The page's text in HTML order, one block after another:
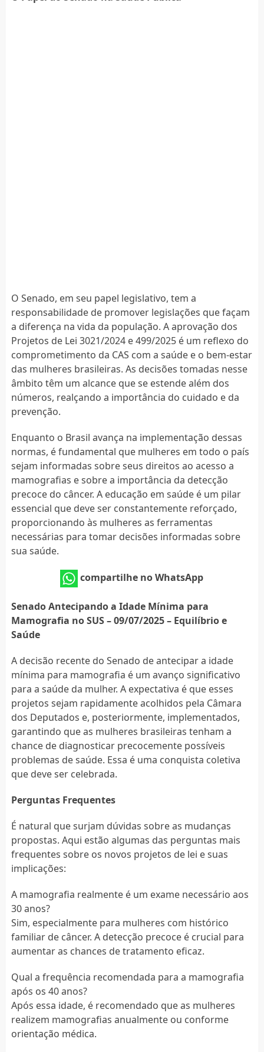
O Senado, em seu papel legislativo, tem a
responsabilidade de promover legislações que façam
a diferença na vida da população. A aprovação dos
Projetos de Lei 3021/2024 e 499/2025 é um reflexo do
comprometimento da CAS com a saúde e o bem-estar
das mulheres brasileiras. As decisões tomadas nesse
âmbito têm um alcance que se estende além dos
números, realçando a importância do cuidado e da
prevenção.
Enquanto o Brasil avança na implementação dessas
normas, é fundamental que mulheres em todo o país
sejam informadas sobre seus direitos ao acesso a
mamografias e sobre a importância da detecção
precoce do câncer. A educação em saúde é um pilar
essencial que deve ser constantemente reforçado,
proporcionando às mulheres as ferramentas
necessárias para tomar decisões informadas sobre
sua saúde.
compartilhe no WhatsApp
Senado Antecipando a Idade Mínima para
Mamografia no SUS – 09/07/2025 – Equilíbrio e
Saúde
A decisão recente do Senado de antecipar a idade
mínima para mamografia é um avanço significativo
para a saúde da mulher. A expectativa é que esses
projetos sejam rapidamente acolhidos pela Câmara
dos Deputados e, posteriormente, implementados,
garantindo que as mulheres brasileiras tenham a
chance de diagnosticar precocemente possíveis
problemas de saúde. Essa é uma conquista coletiva
que deve ser celebrada.
Perguntas Frequentes
É natural que surjam dúvidas sobre as mudanças
propostas. Aqui estão algumas das perguntas mais
frequentes sobre os novos projetos de lei e suas
implicações:
A mamografia realmente é um exame necessário aos
30 anos?
Sim, especialmente para mulheres com histórico
familiar de câncer. A detecção precoce é crucial para
aumentar as chances de tratamento eficaz.
Qual a frequência recomendada para a mamografia
após os 40 anos?
Após essa idade, é recomendado que as mulheres
realizem mamografias anualmente ou conforme
orientação médica.